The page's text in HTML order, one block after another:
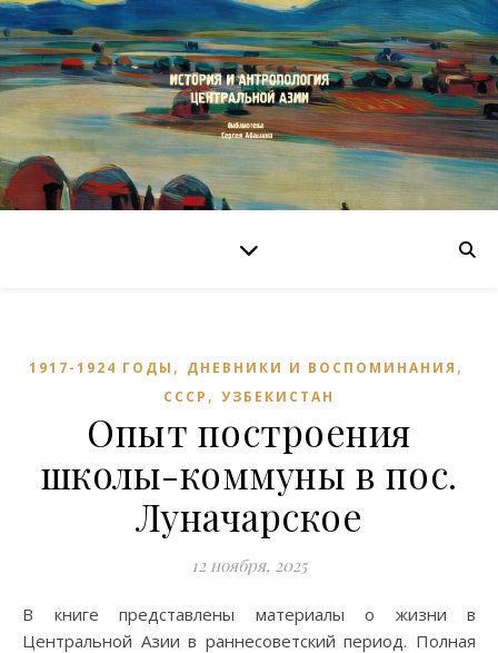
1917-1924 ГОДЫ , ДНЕВНИКИ И ВОСПОМИНАНИЯ ,
СССР , УЗБЕКИСТАН
Опыт построения
школы-коммуны в пос.
Луначарское
12 ноября, 2025
В книге представлены материалы о жизни в
Центральной Азии в раннесоветский период. Полная